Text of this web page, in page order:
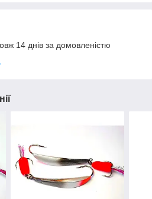
14 днів за домовленістю